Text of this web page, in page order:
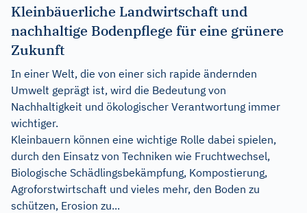
Kleinbäuerliche Landwirtschaft und
nachhaltige Bodenpflege für eine grünere
Zukunft
In einer Welt, die von einer sich rapide ändernden
Umwelt geprägt ist, wird die Bedeutung von
Nachhaltigkeit und ökologischer Verantwortung immer
wichtiger.
Kleinbauern können eine wichtige Rolle dabei spielen,
durch den Einsatz von Techniken wie Fruchtwechsel,
Biologische Schädlingsbekämpfung, Kompostierung,
Agroforstwirtschaft und vieles mehr, den Boden zu
schützen, Erosion zu...